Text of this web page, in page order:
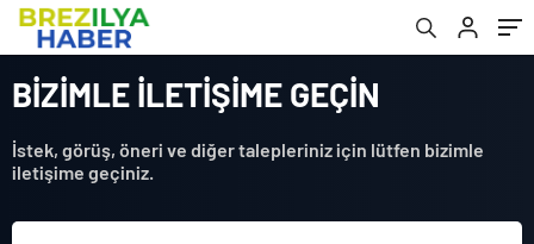
BİZİMLE İLETİŞİME GEÇİN
İstek, görüş, öneri ve diğer talepleriniz için lütfen bizimle
iletişime geçiniz.